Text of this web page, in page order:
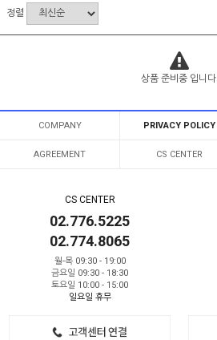
정렬
상품 준비중 입니다.
COMPANY PRIVACY POLICY
AGREEMENT CS CENTER
CS CENTER
02.776.5225
02.774.8065
월-목 09:30 - 19:00
금요일 09:30 - 18:30
토요일 10:00 - 15:00
일요일 휴무